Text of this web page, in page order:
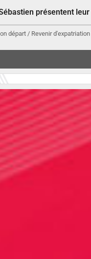
présentent
départ / Revenir d'expatriation